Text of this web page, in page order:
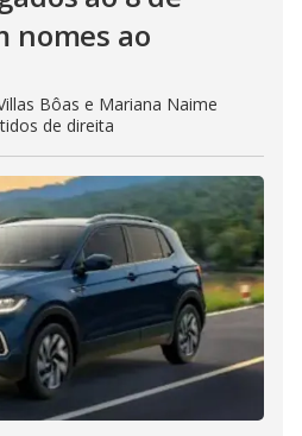
nomes ao
Bôas e Mariana Naime
de direita